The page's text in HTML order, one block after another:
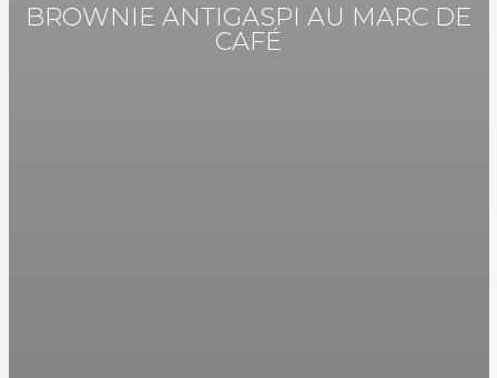
BROWNIE ANTIGASPI AU MARC DE
CAFÉ